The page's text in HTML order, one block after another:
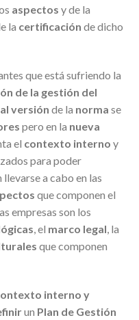
aspectos y de la
la certificación de dicho
que está sufriendo la
de la gestión del
versión de la norma se
pero en la nueva
el contexto interno y
para poder
llevarse a cabo en las
que componen el
empresas son los
, el marco legal, la
que componen
interno y
un Plan de Gestión